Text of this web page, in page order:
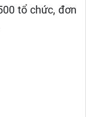
tổ chức, đơn